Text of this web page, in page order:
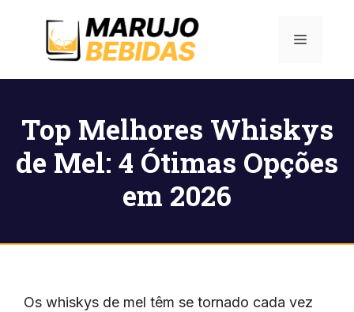
Menu
Top Melhores Whiskys
de Mel: 4 Ótimas Opções
em 2026
Os whiskys de mel têm se tornado cada vez